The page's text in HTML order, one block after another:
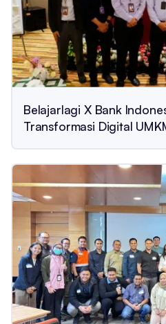
Belajarlagi X Bank
Transformasi Digital